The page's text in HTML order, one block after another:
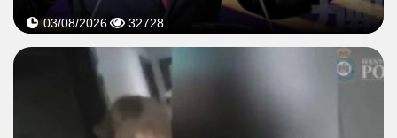
03/08/2026 32728